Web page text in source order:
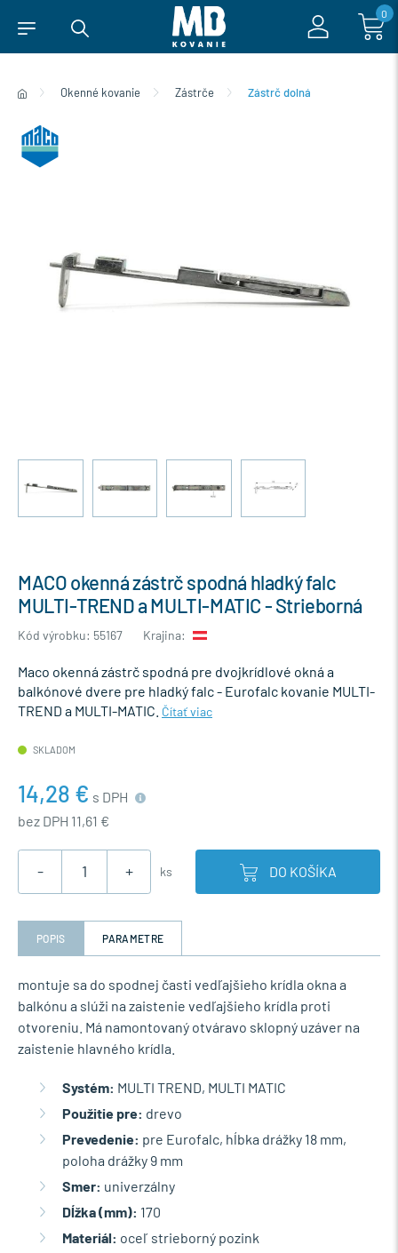
0
Okenné kovanie Zástrče Zástrč dolná
MACO okenná zástrč spodná hladký falc
MULTI-TREND a MULTI-MATIC - Strieborná
Kód výrobku: 55167 Krajina:
Maco okenná zástrč spodná pre dvojkrídlové okná a
balkónové dvere pre hladký falc - Eurofalc kovanie MULTI-
TREND a MULTI-MATIC. Čítať viac
SKLADOM
14,28 € s DPH
bez DPH 11,61 €
- + ks DO KOŠÍKA
POPIS PARAMETRE
montuje sa do spodnej časti vedľajšieho krídla okna a
balkónu a slúži na zaistenie vedľajšieho krídla proti
otvoreniu. Má namontovaný otváravo sklopný uzáver na
zaistenie hlavného krídla.
Systém: MULTI TREND, MULTI MATIC
Použitie pre: drevo
Prevedenie: pre Eurofalc, hĺbka drážky 18 mm,
poloha drážky 9 mm
Smer: univerzálny
Dĺžka (mm): 170
Materiál: oceľ strieborný pozink